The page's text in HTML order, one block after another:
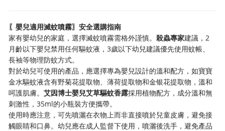
〖嬰兒適用滅蚊噴霧〗安全選購指南
家有嬰幼兒的家庭，選擇滅蚊噴霧需格外謹慎。殺蟲專家建議，2
月齡以下嬰兒禁用任何驅蚊液，3歲以下幼兒建議優先使用蚊帳、
長袖等物理防蚊方式。
對於幼兒可使用的產品，應選擇專為嬰兒設計的溫和配方，如寶寶
金水驅蚊液含有野菊花提取物、薄荷提取物和金银花提取物，溫和
呵護肌膚。艾因博士嬰兒艾草驅蚊香露採用植物配方，成分溫和無
刺激性，35ml的小瓶裝方便攜帶。
使用時應注意，可先噴灑在衣物上而非直接噴於兒童皮膚，避免接
觸眼睛和口鼻。幼兒應在成人監督下使用，噴灑後洗手，避免產品